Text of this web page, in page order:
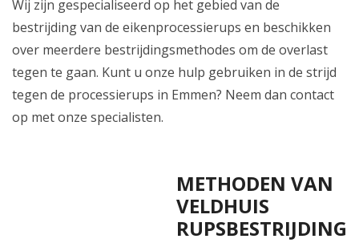
Wij zijn gespecialiseerd op het gebied van de
bestrijding van de eikenprocessierups en beschikken
over meerdere bestrijdingsmethodes om de overlast
tegen te gaan. Kunt u onze hulp gebruiken in de strijd
tegen de processierups in Emmen? Neem dan contact
op met onze specialisten.
METHODEN VAN
VELDHUIS
RUPSBESTRIJDING